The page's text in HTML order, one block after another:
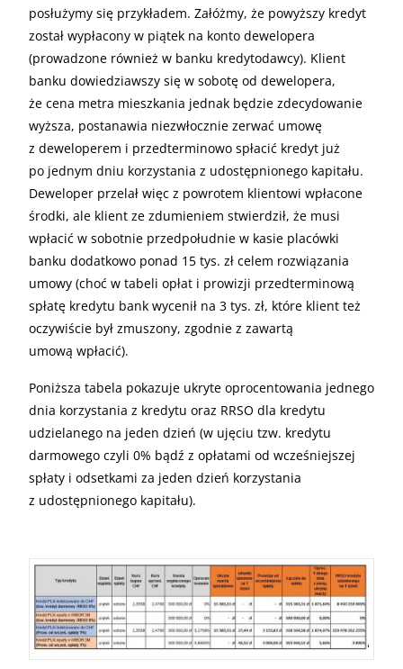
posłużymy się przykładem. Załóżmy, że powyższy kredyt
został wypłacony w piątek na konto dewelopera
(prowadzone również w banku kredytodawcy). Klient
banku dowiedziawszy się w sobotę od dewelopera,
że cena metra mieszkania jednak będzie zdecydowanie
wyższa, postanawia niezwłocznie zerwać umowę
z deweloperem i przedterminowo spłacić kredyt już
po jednym dniu korzystania z udostępnionego kapitału.
Deweloper przelał więc z powrotem klientowi wpłacone
środki, ale klient ze zdumieniem stwierdził, że musi
wpłacić w sobotnie przedpołudnie w kasie placówki
banku dodatkowo ponad 15 tys. zł celem rozwiązania
umowy (choć w tabeli opłat i prowizji przedterminową
spłatę kredytu bank wycenił na 3 tys. zł, które klient też
oczywiście był zmuszony, zgodnie z zawartą
umową wpłacić).
Poniższa tabela pokazuje ukryte oprocentowania jednego
dnia korzystania z kredytu oraz RRSO dla kredytu
udzielanego na jeden dzień (w ujęciu tzw. kredytu
darmowego czyli 0% bądź z opłatami od wcześniejszej
spłaty i odsetkami za jeden dzień korzystania
z udostępnionego kapitału).